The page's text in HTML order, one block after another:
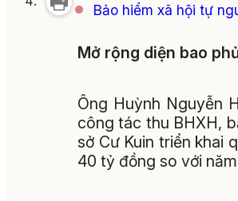
Bảo hiểm xã hội tự
Mở rộng diện bao
Ông Huỳnh Nguyễn
công tác thu BHXH,
sở Cư Kuin triển khai
40 tỷ đồng so với